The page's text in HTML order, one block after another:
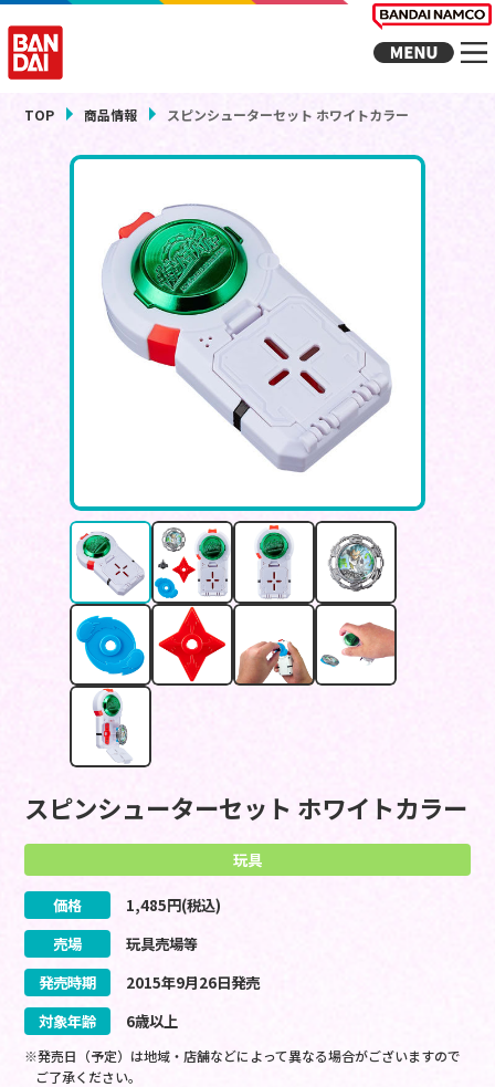
TOP 商品情報 スピンシューターセット ホワイトカラー
スピンシューターセット ホワイトカラー
玩具
価格 1,485円(税込)
売場
玩具売場等
発売時期
2015年9月26日発売
対象年齢
6歳以上
※発売日（予定）は地域・店舗などによって異なる場合がございますので
ご了承ください。